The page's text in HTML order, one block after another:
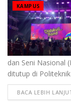
KAMPUS
dan Seni Nasional
ditutup di
BACA LEBIH